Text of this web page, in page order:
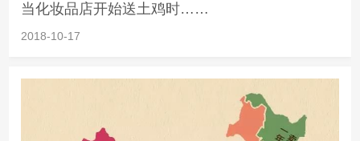
当化妆品店开始送土鸡时……
2018-10-17